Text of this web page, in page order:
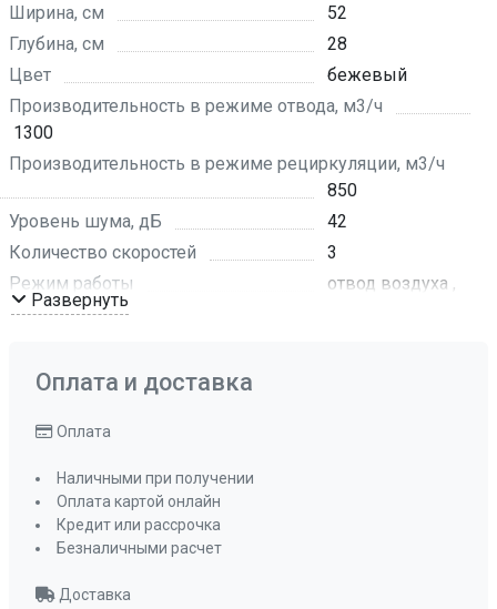
Ширина, см
52
Глубина, см
28
Цвет
бежевый
Производительность в режиме отвода, м3/ч
1300
Производительность в режиме рециркуляции, м3/ч
850
Уровень шума, дБ
42
Количество скоростей
3
Режим работы
отвод воздуха ,
Обратный клапан
Мощность подключения, Вт
Управление
Мощность освещения, Вт
Развернуть
Оплата и доставка
Оплата
Наличными при получении
Оплата картой онлайн
Кредит или рассрочка
Безналичными расчет
Доставка